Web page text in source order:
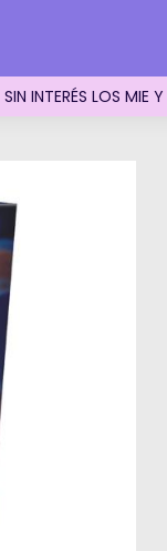
INTERÉS LOS MIE